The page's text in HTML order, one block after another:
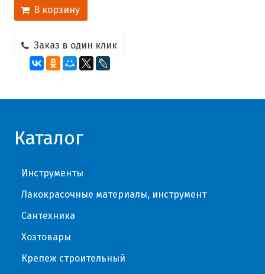
В корзину
Заказ в один клик
Каталог
Инструменты
Лакокрасочные материалы, инструмент
Сантехника
Хозтовары
Крепеж строительный